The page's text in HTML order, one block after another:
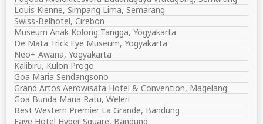
Louis Kienne, Simpang Lima, Semarang
Swiss-Belhotel, Cirebon
Museum Anak Kolong Tangga, Yogyakarta
De Mata Trick Eye Museum, Yogyakarta
Neo+ Awana, Yogyakarta
Kalibiru, Kulon Progo
Goa Maria Sendangsono
Grand Artos Aerowisata Hotel & Convention, Magelang
Goa Bunda Maria Ratu, Weleri
Best Western Premier La Grande, Bandung
Fave Hotel Hyper Square, Bandung